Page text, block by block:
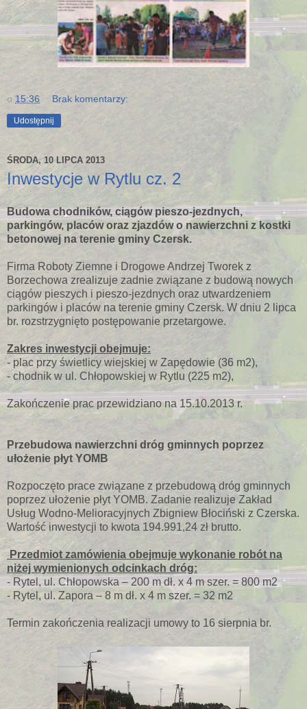
o 15:36 Brak komentarzy:
Udostępnij
ŚRODA, 10 LIPCA 2013
Inwestycje w Rytlu cz. 2
Budowa chodników, ciągów pieszo-jezdnych,
parkingów, placów oraz zjazdów o nawierzchni z kostki
betonowej na terenie gminy Czersk.
Firma Roboty Ziemne i Drogowe Andrzej Tworek z
Borzechowa zrealizuje zadnie związane z budową nowych
ciągów pieszych i pieszo-jezdnych oraz utwardzeniem
parkingów i placów na terenie gminy Czersk. W dniu 2 lipca
br. rozstrzygnięto postępowanie przetargowe.
Zakres inwestycji obejmuje:
- plac przy świetlicy wiejskiej w Zapędowie (36 m2),
- chodnik w ul. Chłopowskiej w Rytlu (225 m2),
Zakończenie prac przewidziano na 15.10.2013 r.
Przebudowa nawierzchni dróg gminnych poprzez
ułożenie płyt YOMB
Rozpoczęto prace związane z przebudową dróg gminnych
poprzez ułożenie płyt YOMB. Zadanie realizuje Zakład
Usług Wodno-Melioracyjnych Zbigniew Błociński z Czerska.
Wartość inwestycji to kwota 194.991,24 zł brutto.
Przedmiot zamówienia obejmuje wykonanie robót na
niżej wymienionych odcinkach dróg:
- Rytel, ul. Chłopowska – 200 m dł. x 4 m szer. = 800 m2
- Rytel, ul. Zapora – 8 m dł. x 4 m szer. = 32 m2
Termin zakończenia realizacji umowy to 16 sierpnia br.